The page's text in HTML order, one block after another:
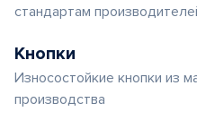
стандартам
Кнопки
Износостойкие кнопки из
производства